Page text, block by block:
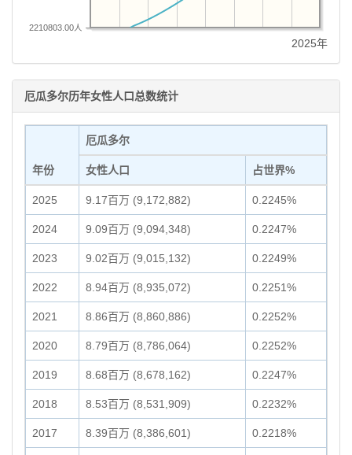
2210803.00人
2025年
厄瓜多尔历年女性人口总数统计
年份
厄瓜多尔
女性人口 占世界%
2025 9.17百万 (9,172,882) 0.2245%
2024 9.09百万 (9,094,348) 0.2247%
2023 9.02百万 (9,015,132) 0.2249%
2022 8.94百万 (8,935,072) 0.2251%
2021 8.86百万 (8,860,886) 0.2252%
2020 8.79百万 (8,786,064) 0.2252%
2019 8.68百万 (8,678,162) 0.2247%
2018 8.53百万 (8,531,909) 0.2232%
2017 8.39百万 (8,386,601) 0.2218%